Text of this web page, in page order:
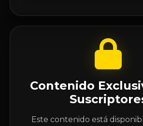
Contenido
Este contenido está